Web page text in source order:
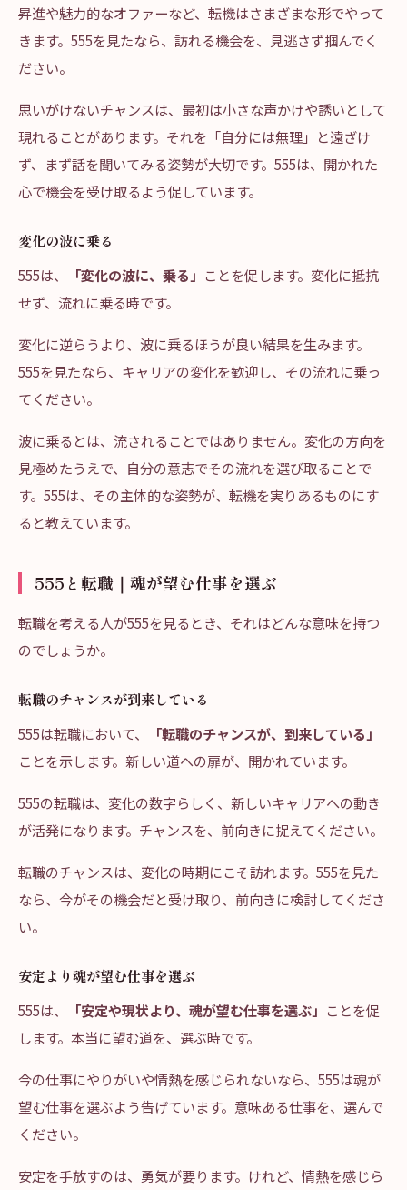
昇進や魅力的なオファーなど、転機はさまざまな形でやって
きます。555を見たなら、訪れる機会を、見逃さず掴んでく
ださい。
思いがけないチャンスは、最初は小さな声かけや誘いとして
現れることがあります。それを「自分には無理」と遠ざけ
ず、まず話を聞いてみる姿勢が大切です。555は、開かれた
心で機会を受け取るよう促しています。
変化の波に乗る
555は、
「変化の波に、乗る」 ことを促します。変化に抵抗
せず、流れに乗る時です。
変化に逆らうより、波に乗るほうが良い結果を生みます。
555を見たなら、キャリアの変化を歓迎し、その流れに乗っ
てください。
波に乗るとは、流されることではありません。変化の方向を
見極めたうえで、自分の意志でその流れを選び取ることで
す。555は、その主体的な姿勢が、転機を実りあるものにす
ると教えています。
555と転職｜魂が望む仕事を選ぶ
転職を考える人が555を見るとき、それはどんな意味を持つ
のでしょうか。
転職のチャンスが到来している
555は転職において、
「転職のチャンスが、到来している」
ことを示します。新しい道への扉が、開かれています。
555の転職は、変化の数字らしく、新しいキャリアへの動き
が活発になります。チャンスを、前向きに捉えてください。
転職のチャンスは、変化の時期にこそ訪れます。555を見た
なら、今がその機会だと受け取り、前向きに検討してくださ
い。
安定より魂が望む仕事を選ぶ
555は、
「安定や現状より、魂が望む仕事を選ぶ」 ことを促
します。本当に望む道を、選ぶ時です。
今の仕事にやりがいや情熱を感じられないなら、555は魂が
望む仕事を選ぶよう告げています。意味ある仕事を、選んで
ください。
安定を手放すのは、勇気が要ります。けれど、情熱を感じら